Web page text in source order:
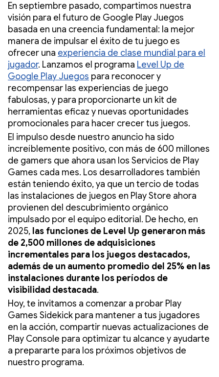
En septiembre pasado, compartimos nuestra
visión para el futuro de Google Play Juegos
basada en una creencia fundamental: la mejor
manera de impulsar el éxito de tu juego es
ofrecer una experiencia de clase mundial para el
jugador. Lanzamos el programa Level Up de
Google Play Juegos para reconocer y
recompensar las experiencias de juego
fabulosas, y para proporcionarte un kit de
herramientas eficaz y nuevas oportunidades
promocionales para hacer crecer tus juegos.
El impulso desde nuestro anuncio ha sido
increíblemente positivo, con más de 600 millones
de gamers que ahora usan los Servicios de Play
Games cada mes. Los desarrolladores también
están teniendo éxito, ya que un tercio de todas
las instalaciones de juegos en Play Store ahora
provienen del descubrimiento orgánico
impulsado por el equipo editorial. De hecho, en
2025, las funciones de Level Up generaron más
de 2,500 millones de adquisiciones
incrementales para los juegos destacados,
además de un aumento promedio del 25% en las
instalaciones durante los períodos de
visibilidad destacada.
Hoy, te invitamos a comenzar a probar Play
Games Sidekick para mantener a tus jugadores
en la acción, compartir nuevas actualizaciones de
Play Console para optimizar tu alcance y ayudarte
a prepararte para los próximos objetivos de
nuestro programa.